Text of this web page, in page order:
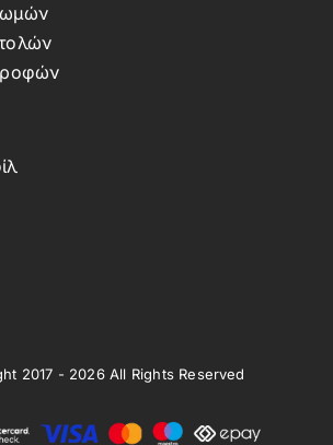
2017 - 2026 All Rights Reserved